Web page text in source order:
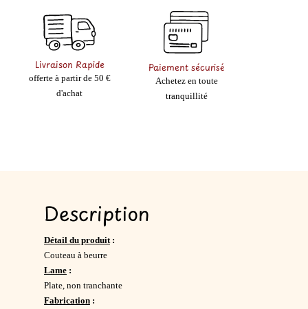
Livraison Rapide
offerte à partir de 50 €
d'achat
Paiement sécurisé
Achetez en toute
tranquillité
Description
Détail du produit:
Couteau à beurre
Lame :
Plate, non tranchante
Fabrication :